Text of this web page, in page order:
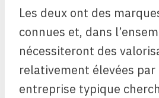
Les deux ont des
connues et, dans
nécessiteront des
relativement élevées
entreprise typique